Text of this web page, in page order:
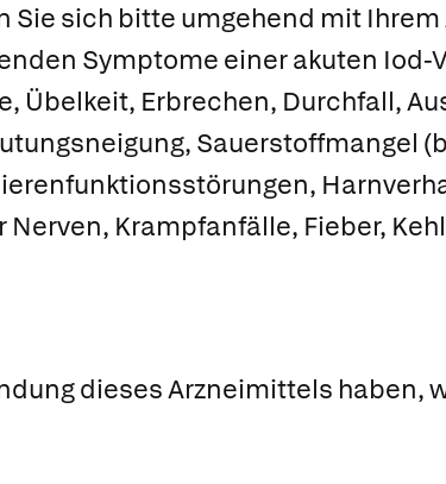
Sie sich bitte umgehend mit Ihrem
Symptome einer akuten
Übelkeit, Erbrechen, Durchfall,
Sauerstoffmangel
Krampfanfälle, Fieber,
dieses Arzneimittels haben,